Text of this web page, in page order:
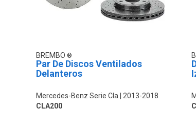
BREMBO
Par De Discos Ventilados
Delanteros
Mercedes-Benz Serie Cla
2013-2018
CLA200